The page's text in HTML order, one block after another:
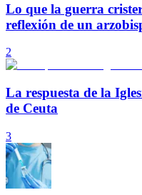
Lo que la guerra
reflexión de un
2
La respuesta de la
de Ceuta
3